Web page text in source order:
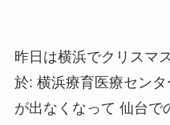
昨日は横浜でクリス
於: 横浜療育医療セン
が出なくなって 仙台で